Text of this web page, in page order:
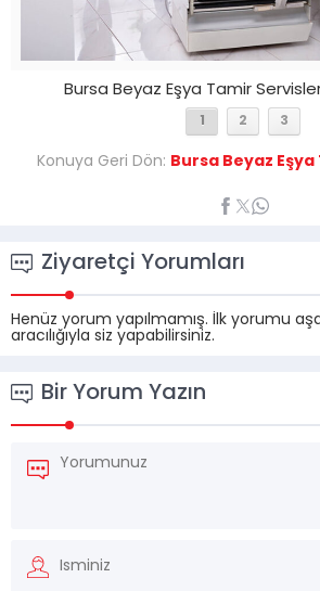
Bursa Beyaz Eşya Tamir
1 2 3
Konuya Geri Dön: Bursa Beyaz
Ziyaretçi Yorumları
Henüz yorum yapılmamış. İlk yorumu
aracılığıyla siz yapabilirsiniz.
Bir Yorum Yazın